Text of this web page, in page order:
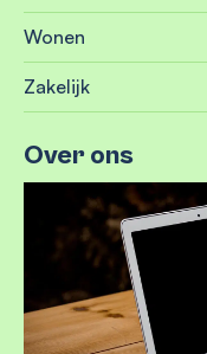
Wonen
Zakelijk
Over ons